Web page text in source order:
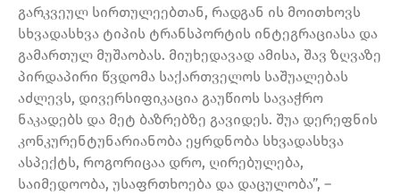
გარკვეულ სირთულეებთან, რადგან ის მოითხოვს
სხვადასხვა ტიპის ტრანსპორტის ინტეგრაციასა და
გამართულ მუშაობას. მიუხედავად ამისა, შავ ზღვაზე
პირდაპირი წვდომა საქართველოს საშუალებას
აძლევს, დივერსიფიკაცია გაუწიოს სავაჭრო
ნაკადებს და მეტ ბაზრებზე გავიდეს. შუა დერეფნის
კონკურენტუნარიანობა ეყრდნობა სხვადასხვა
ასპექტს, როგორიცაა დრო, ღირებულება,
საიმედოობა, უსაფრთხოება და დაცულობა”, –